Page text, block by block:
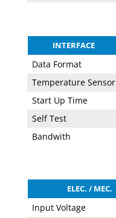
INTERFACE
Data Format
Temperature Sensor
Start Up Time
Self Test
Bandwith
ELEC. / MEC.
Input Voltage